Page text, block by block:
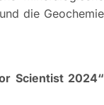
die Geochemie
Scientist 2024“